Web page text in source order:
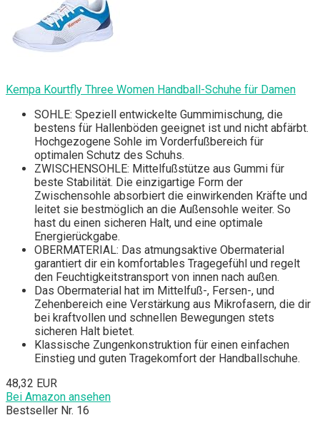
Kempa Kourtfly Three Women Handball-Schuhe für Damen
SOHLE: Speziell entwickelte Gummimischung, die
bestens für Hallenböden geeignet ist und nicht abfärbt.
Hochgezogene Sohle im Vorderfußbereich für
optimalen Schutz des Schuhs.
ZWISCHENSOHLE: Mittelfußstütze aus Gummi für
beste Stabilität. Die einzigartige Form der
Zwischensohle absorbiert die einwirkenden Kräfte und
leitet sie bestmöglich an die Außensohle weiter. So
hast du einen sicheren Halt, und eine optimale
Energierückgabe.
OBERMATERIAL: Das atmungsaktive Obermaterial
garantiert dir ein komfortables Tragegefühl und regelt
den Feuchtigkeitstransport von innen nach außen.
Das Obermaterial hat im Mittelfuß-, Fersen-, und
Zehenbereich eine Verstärkung aus Mikrofasern, die dir
bei kraftvollen und schnellen Bewegungen stets
sicheren Halt bietet.
Klassische Zungenkonstruktion für einen einfachen
Einstieg und guten Tragekomfort der Handballschuhe.
48,32 EUR
Bei Amazon ansehen
Bestseller Nr. 16